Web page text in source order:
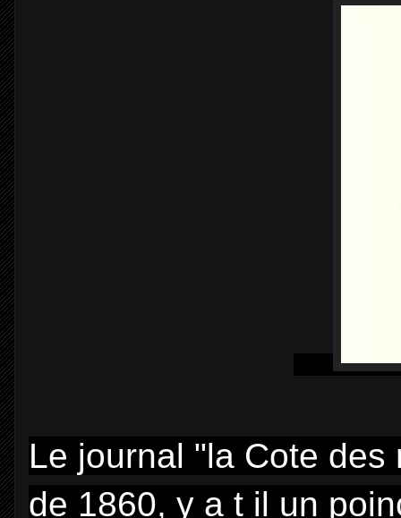
Le journal "la Cote
de 1860, y a t il un